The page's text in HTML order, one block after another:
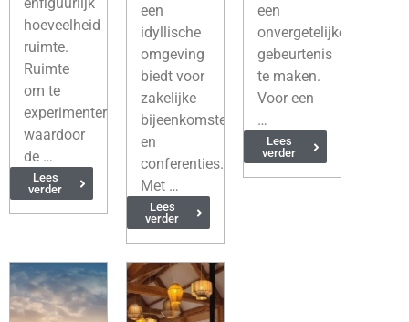
hoeveelheid
ruimte.
Ruimte
om te
experimenteren
waardoor
de …
Lees
verder
een
idyllische
omgeving
biedt voor
zakelijke
bijeenkomsten
en
conferenties.
Met …
Lees
verder
een
onvergetelijke
gebeurtenis
te maken.
Voor een
…
Lees
verder